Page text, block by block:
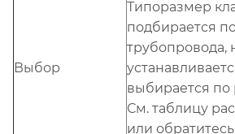
Выбор
Типоразмер
подбирается
трубопровода,
выбирается по
См. таблицу
или